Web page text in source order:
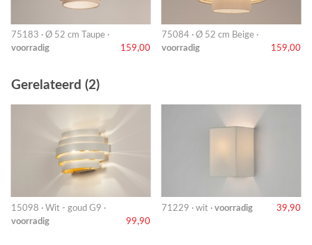
75183 · Ø 52 cm Taupe ·
voorradig
159,00
75084 · Ø 52 cm Beige ·
voorradig
159,00
Gerelateerd (2)
15098 · Wit - goud G9 ·
voorradig
99,90
71229 · wit · voorradig 39,90